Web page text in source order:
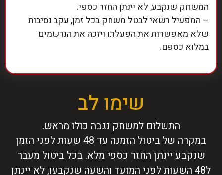
המשחק שנקבע, לא יינתן החזר כספי.
– המפעיל רשאי לבטל משחק בכל זמן, עקב נסיבות
שלא מאפשרות את הפעלתו ויזכה את הנרשמים
במלוא כספם.
שימו לב
התשלום למשחק נגבה כולו מראש.
במקרה של ביטול הזמנה עד 48 שעות לפני הזמן
שנקבע יינתן החזר כספי מלא. בכל ביטול מעבר
ל48 השעות לפני המועד והשעה שנקבעו, לא יינתן